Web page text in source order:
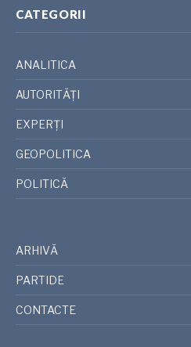
CATEGORII
ANALITICA
AUTORITĂȚI
EXPERȚI
GEOPOLITICA
POLITICĂ
ARHIVĂ
PARTIDE
CONTACTE